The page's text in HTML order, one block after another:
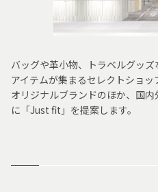
バッグや革小物、トラベルグッ
アイテムが集まるセレクトショッ
オリジナルブランドのほか、国
に「Just fit」を提案します。